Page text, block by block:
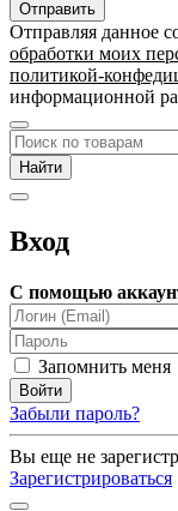
Отправляя данное
обработки моих
политикой-
информационной
Вход
С помощью
Запомнить меня
Забыли пароль?
Вы еще не
Зарегистрироваться